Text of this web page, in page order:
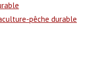
pêche durable